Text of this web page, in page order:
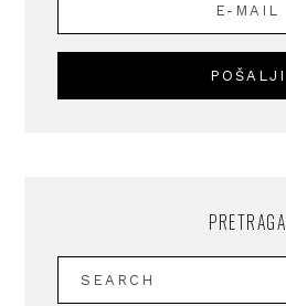
PRETRAGA